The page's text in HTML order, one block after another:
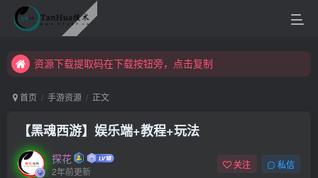
资源下载提取码在下载按钮旁，点击复制
资源下载提取码在下载按钮旁，点击复制
资源下载提取码在下载按钮旁，点击复制
首页 手游资源 正文
【黑魂西游】娱乐端+教程+玩法
探花
2年前更新
关注 私信